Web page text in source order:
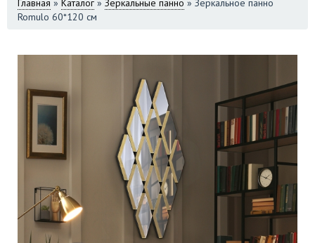
ЗДЕСЬ
Главная » Каталог » Зеркальные панно » Зеркальное панно
Romulo 60*120 см